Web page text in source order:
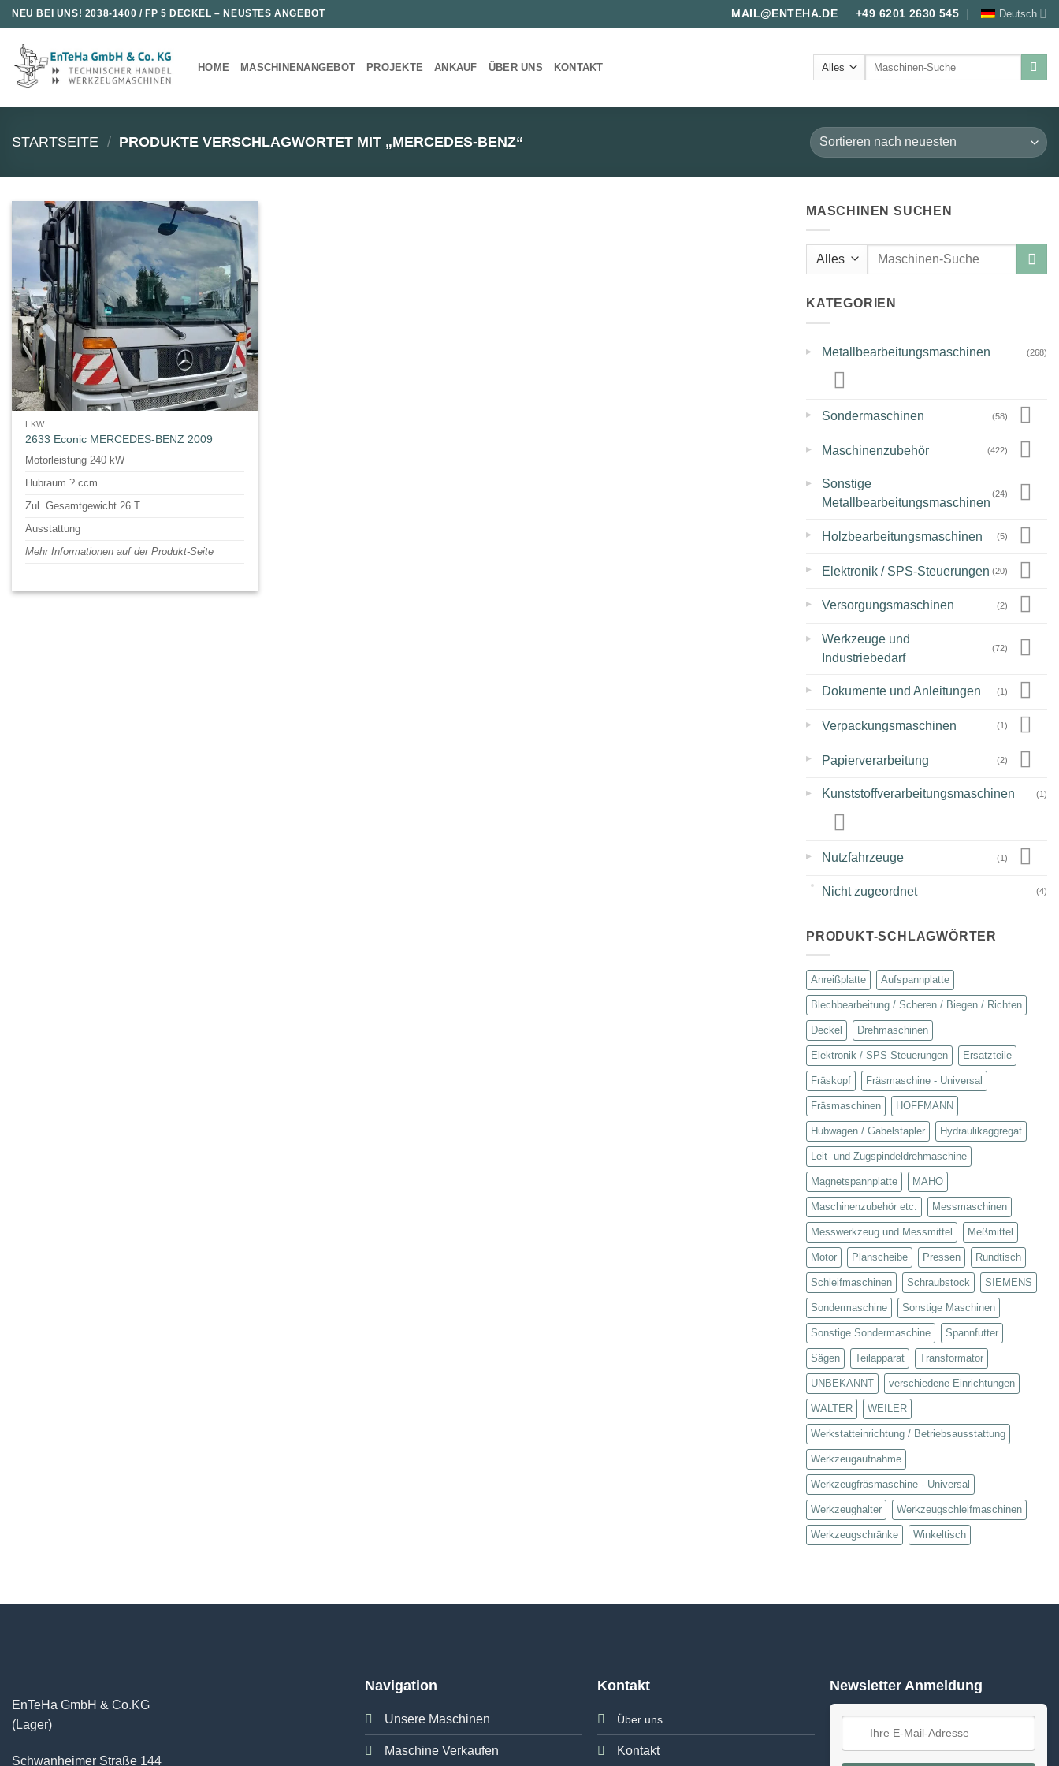
Zum
Inhalt
springen
NEU BEI UNS! 2038-1400 / FP 5 DECKEL – NEUSTES ANGEBOT MAIL@ENTEHA.DE +49 6201 2630 545 Deutsch
HOME MASCHINENANGEBOT PROJEKTE ANKAUF ÜBER UNS KONTAKT
Suche
STARTSEITE / PRODUKTE VERSCHLAGWORTET MIT „MERCEDES-BENZ“
LKW
2633 Econic MERCEDES-BENZ 2009
Motorleistung 240 kW
Hubraum ? ccm
Zul. Gesamtgewicht 26 T
Ausstattung
Mehr Informationen auf der Produkt-Seite
MASCHINEN SUCHEN
Suche
KATEGORIEN
▸ Metallbearbeitungsmaschinen (268)
▸ Sondermaschinen (58)
▸ Maschinenzubehör (422)
▸
Sonstige
Metallbearbeitungsmaschinen
(24)
▸ Holzbearbeitungsmaschinen (5)
▸ Elektronik / SPS-Steuerungen (20)
▸ Versorgungsmaschinen (2)
▸
Werkzeuge und
Industriebedarf
(72)
▸ Dokumente und Anleitungen (1)
▸ Verpackungsmaschinen (1)
▸ Papierverarbeitung (2)
▸ Kunststoffverarbeitungsmaschinen (1)
▸ Nutzfahrzeuge (1)
Nicht zugeordnet (4)
PRODUKT-SCHLAGWÖRTER
Anreißplatte Aufspannplatte
Blechbearbeitung / Scheren / Biegen / Richten
Deckel Drehmaschinen
Elektronik / SPS-Steuerungen Ersatzteile
Fräskopf Fräsmaschine - Universal
Fräsmaschinen HOFFMANN
Hubwagen / Gabelstapler Hydraulikaggregat
Leit- und Zugspindeldrehmaschine
Magnetspannplatte MAHO
Maschinenzubehör etc. Messmaschinen
Messwerkzeug und Messmittel Meßmittel
Motor Planscheibe Pressen Rundtisch
Schleifmaschinen Schraubstock SIEMENS
Sondermaschine Sonstige Maschinen
Sonstige Sondermaschine Spannfutter
Sägen Teilapparat Transformator
UNBEKANNT verschiedene Einrichtungen
WALTER WEILER
Werkstatteinrichtung / Betriebsausstattung
Werkzeugaufnahme
Werkzeugfräsmaschine - Universal
Werkzeughalter Werkzeugschleifmaschinen
Werkzeugschränke Winkeltisch
EnTeHa GmbH & Co.KG
(Lager)
Schwanheimer Straße 144
Navigation
Unsere Maschinen
Maschine Verkaufen
Kontakt
Über uns
Kontakt
Newsletter Anmeldung